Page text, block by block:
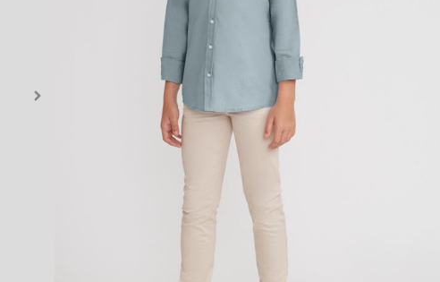
4 años 5 años
ARENA Azul Crudo
Gris claro
Verde Claro